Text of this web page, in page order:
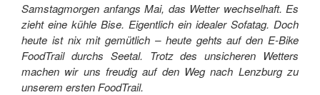
Samstagmorgen anfangs Mai, das Wetter wechselhaft. Es
zieht eine kühle Bise. Eigentlich ein idealer Sofatag. Doch
heute ist nix mit gemütlich – heute gehts auf den E-Bike
FoodTrail durchs Seetal. Trotz des unsicheren Wetters
machen wir uns freudig auf den Weg nach Lenzburg zu
unserem ersten FoodTrail.